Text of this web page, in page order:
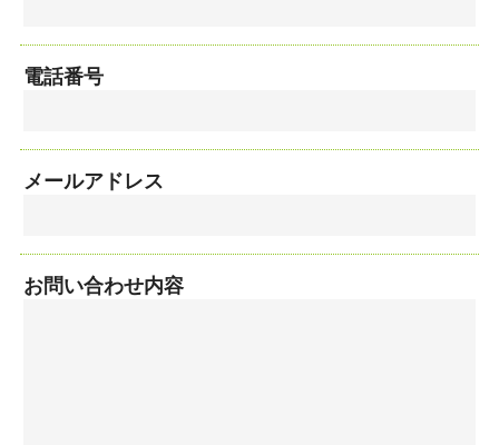
電話番号
メールアドレス
お問い合わせ内容